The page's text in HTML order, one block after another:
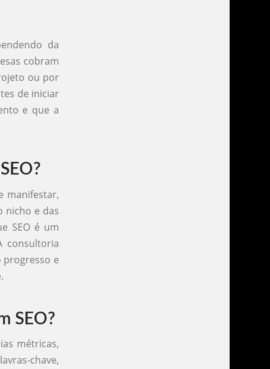
da
cobram
ou por
de iniciar
e que a
manifestar,
nicho e das
SEO é um
consultoria
progresso e
SEO?
métricas,
chave,